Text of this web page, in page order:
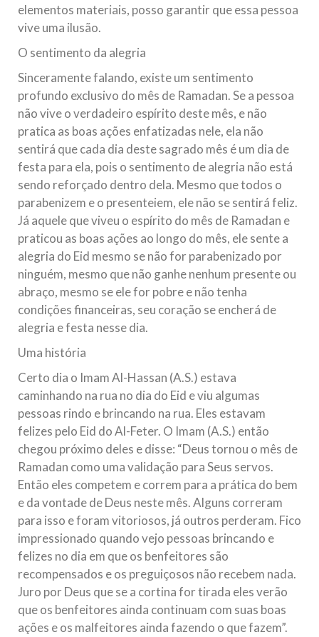
elementos materiais, posso garantir que essa pessoa
vive uma ilusão.
O sentimento da alegria
Sinceramente falando, existe um sentimento
profundo exclusivo do mês de Ramadan. Se a pessoa
não vive o verdadeiro espírito deste mês, e não
pratica as boas ações enfatizadas nele, ela não
sentirá que cada dia deste sagrado mês é um dia de
festa para ela, pois o sentimento de alegria não está
sendo reforçado dentro dela. Mesmo que todos o
parabenizem e o presenteiem, ele não se sentirá feliz.
Já aquele que viveu o espírito do mês de Ramadan e
praticou as boas ações ao longo do mês, ele sente a
alegria do Eid mesmo se não for parabenizado por
ninguém, mesmo que não ganhe nenhum presente ou
abraço, mesmo se ele for pobre e não tenha
condições financeiras, seu coração se encherá de
alegria e festa nesse dia.
Uma história
Certo dia o Imam Al-Hassan (A.S.) estava
caminhando na rua no dia do Eid e viu algumas
pessoas rindo e brincando na rua. Eles estavam
felizes pelo Eid do Al-Feter. O Imam (A.S.) então
chegou próximo deles e disse: “Deus tornou o mês de
Ramadan como uma validação para Seus servos.
Então eles competem e correm para a prática do bem
e da vontade de Deus neste mês. Alguns correram
para isso e foram vitoriosos, já outros perderam. Fico
impressionado quando vejo pessoas brincando e
felizes no dia em que os benfeitores são
recompensados e os preguiçosos não recebem nada.
Juro por Deus que se a cortina for tirada eles verão
que os benfeitores ainda continuam com suas boas
ações e os malfeitores ainda fazendo o que fazem”.